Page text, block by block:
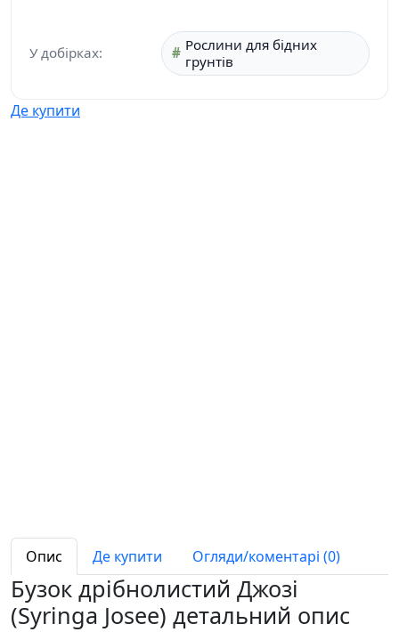
У добірках:
Рослини для бідних
грунтів
Де купити
Опис Де купити Огляди/коментарі (0)
Бузок дрібнолистий Джозі
(Syringa Josee) детальний опис